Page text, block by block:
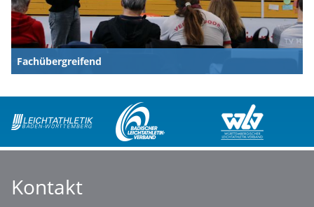
Fachübergreifend
Kontakt